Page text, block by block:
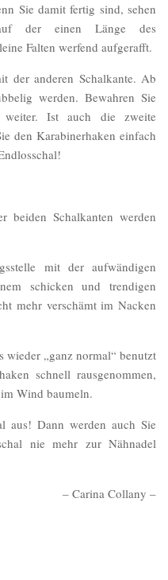
Sie damit fertig sind, sehen
der einen Länge des
Falten werfend aufgerafft.
der anderen Schalkante. Ab
werden. Bewahren Sie
Ist auch die zweite
den Karabinerhaken einfach
beiden Schalkanten werden
mit der aufwändigen
schicken und trendigen
mehr verschämt im Nacken
wieder „ganz normal“ benutzt
schnell rausgenommen,
Wind baumeln.
aus! Dann werden auch Sie
nie mehr zur Nähnadel
– Carina Collany –